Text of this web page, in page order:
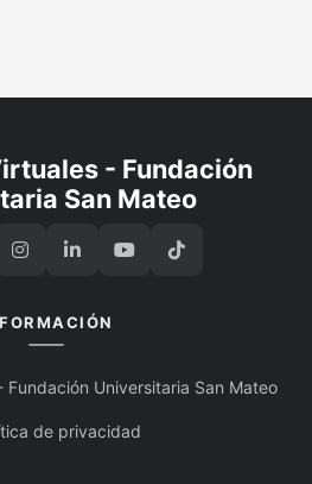
- Fundación
San Mateo
Fundación Universitaria San Mateo
de privacidad